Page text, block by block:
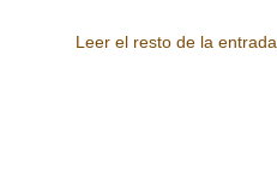
Leer el resto de la entrada